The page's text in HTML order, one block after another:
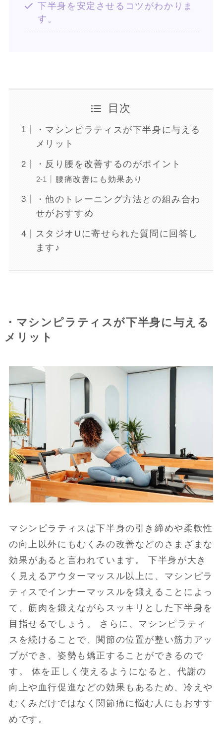
下半身を安定させるコツがわかりま
す。
目次
・マシンピラティスが下半身に与える
メリット
・反り腰を改善するのがポイント
腰痛改善にも効果あり
・他のトレーニング方法との組み合わ
せがおすすめ
スタジオUに寄せられた質問に回答し
ます♪
・マシンピラティスが下半身に与える
メリット
マシンピラティスは下半身の引き締めや柔軟性
の向上以外にもむくみの改善などのさまざまな
効果があると言われています。 下半身が大き
く見えるアウターマッスル以上に、マシンピラ
ティスでインナーマッスルを鍛えることによっ
て、筋肉を鍛えながらスッキリとした下半身を
目指せるでしょう。 さらに、マシンピラティ
スを続けることで、関節の位置が整い筋力アッ
プができ、姿勢も矯正することができるので
す。 体を正しく使えるようになると、代謝の
向上や血行促進などの効果もあるため、冷えや
むくみだけではなく関節痛に悩む人にもおすす
めです。